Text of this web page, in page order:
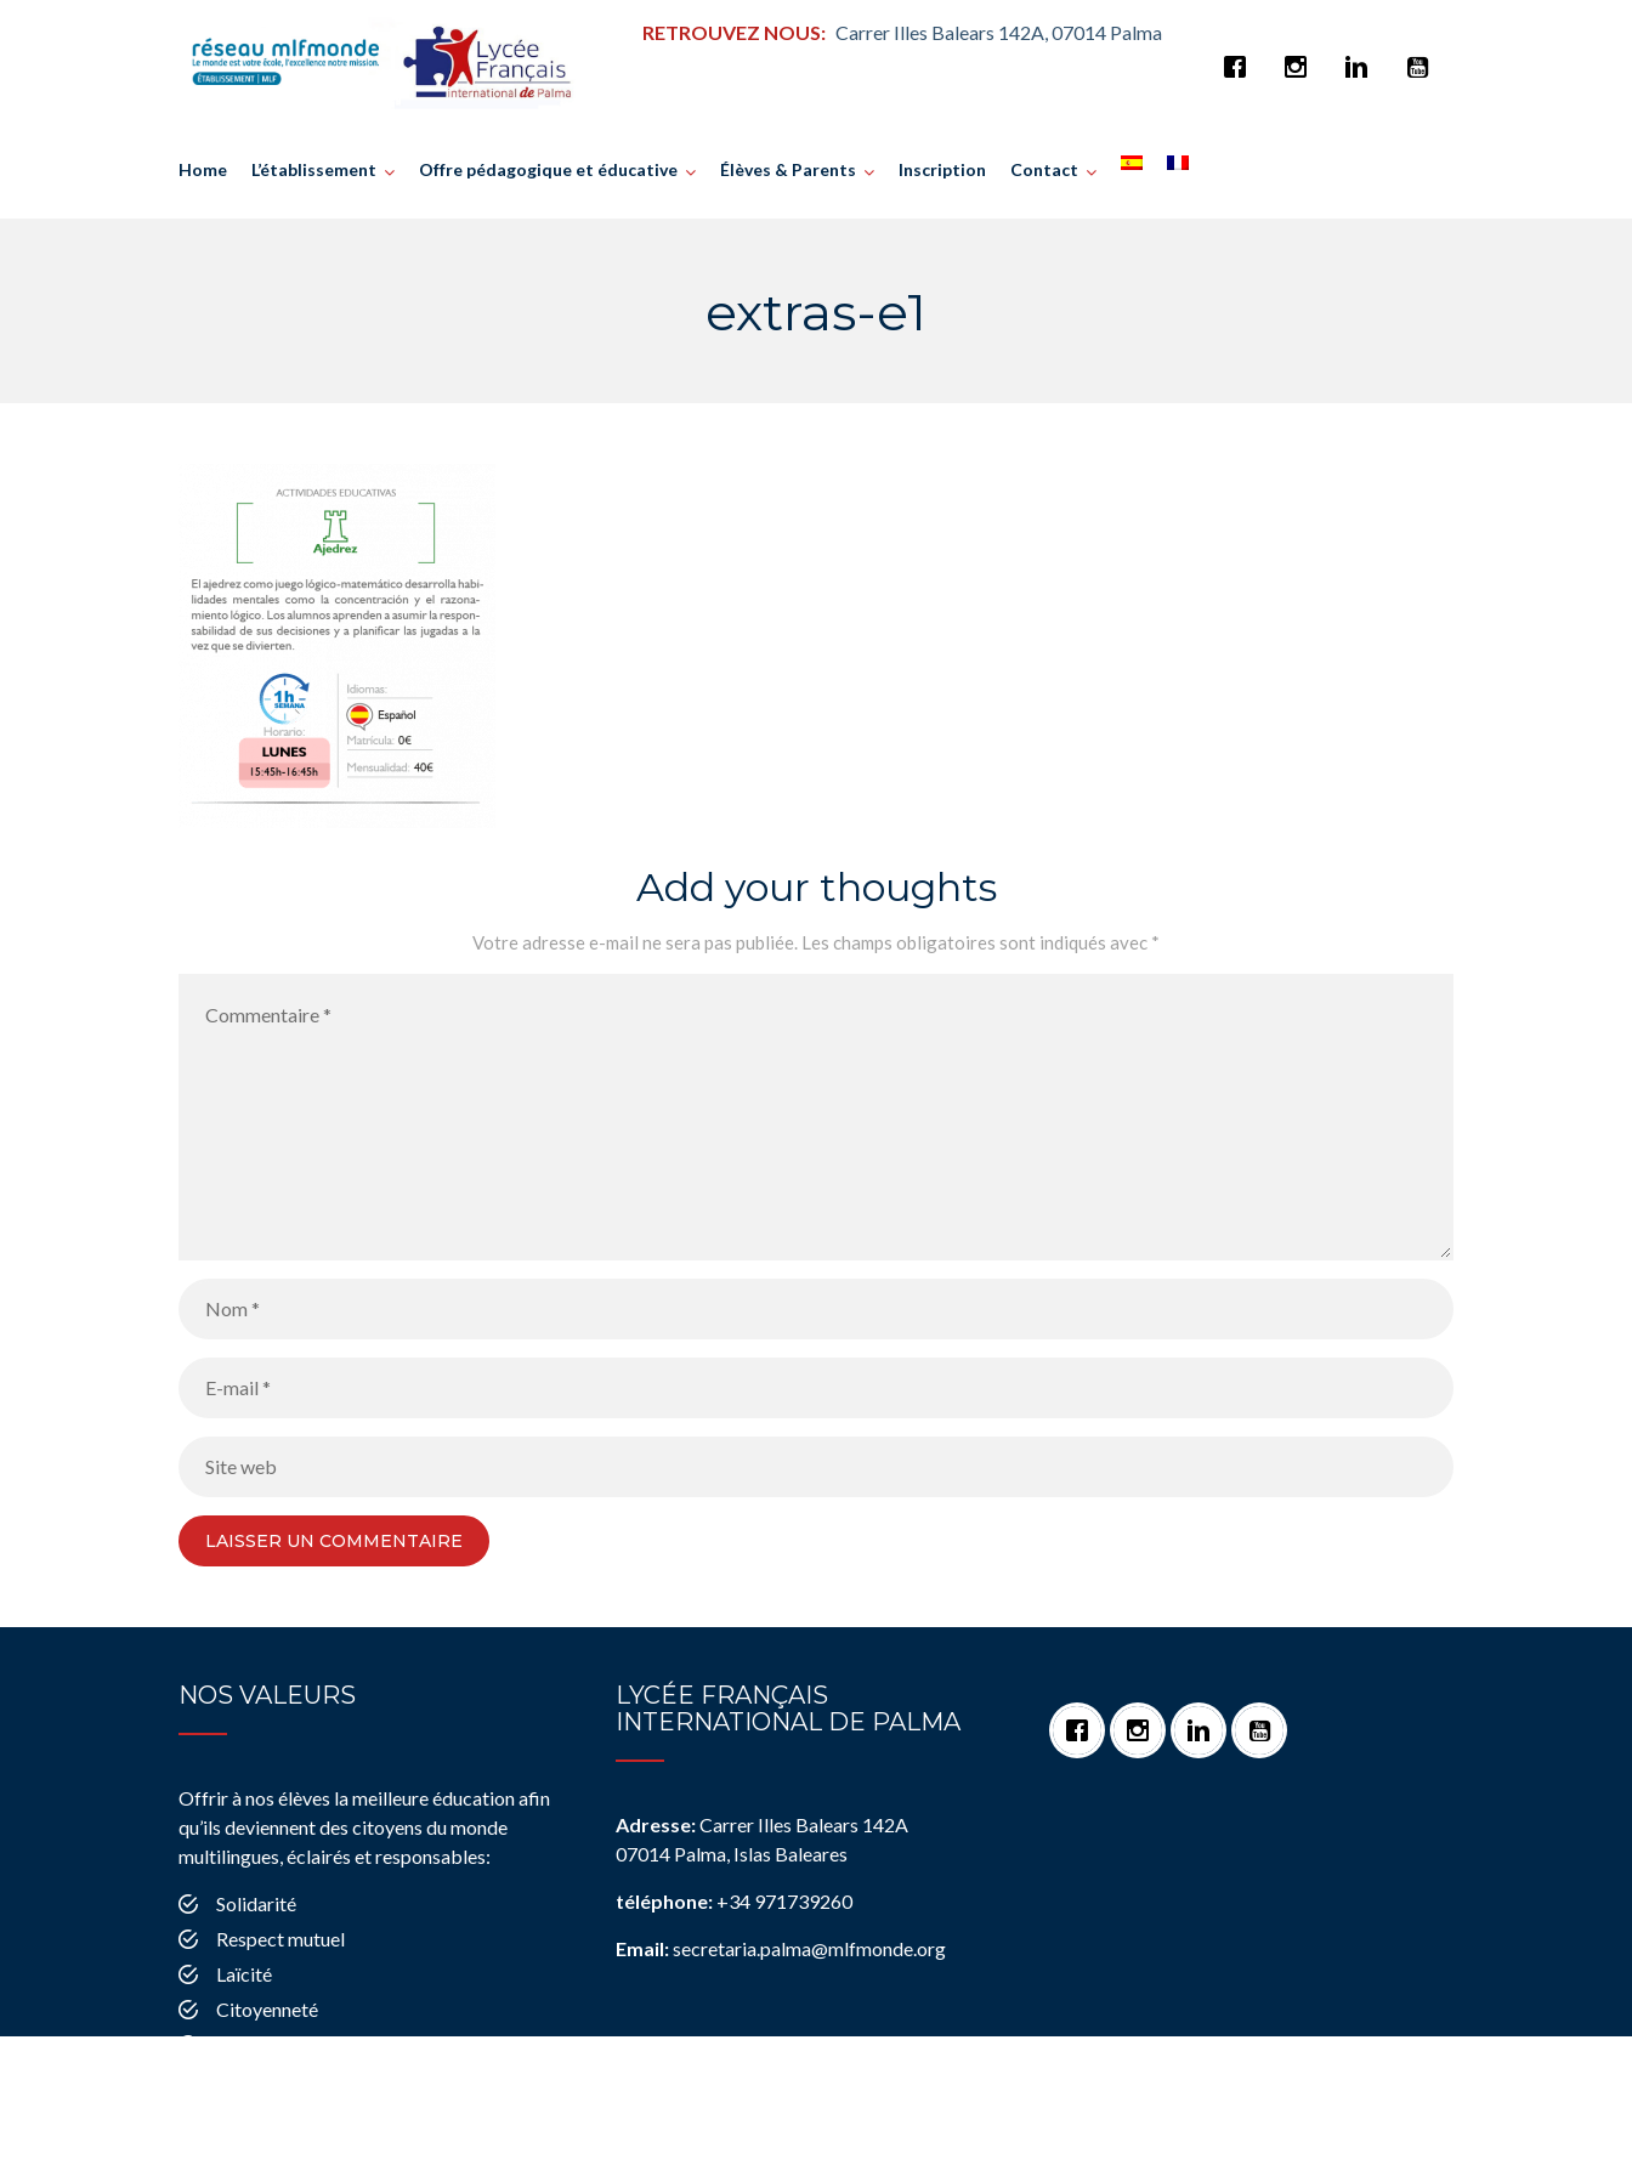
RETROUVEZ NOUS: Carrer Illes Balears 142A, 07014 Palma
Home L’établissement Offre pédagogique et éducative Élèves & Parents Inscription Contact
extras-e1
Add your thoughts
Votre adresse e-mail ne sera pas publiée. Les champs obligatoires sont indiqués avec *
NOS VALEURS
Offrir à nos élèves la meilleure éducation afin
qu’ils deviennent des citoyens du monde
multilingues, éclairés et responsables:
Solidarité
Respect mutuel
Laïcité
Citoyenneté
Dialogue entre les cultures
LYCÉE FRANÇAIS
INTERNATIONAL DE PALMA
Adresse:Carrer Illes Balears 142A
07014 Palma, Islas Baleares
téléphone: +34 971739260
Email:secretaria.palma@mlfmonde.org